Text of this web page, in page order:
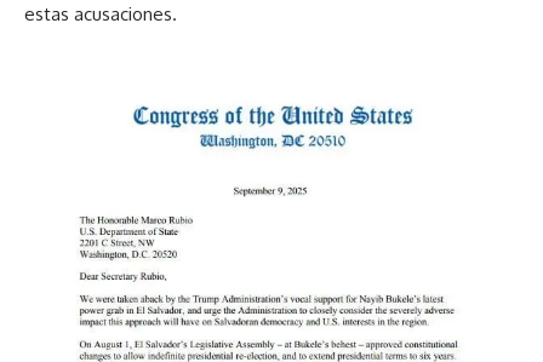
estas acusaciones.